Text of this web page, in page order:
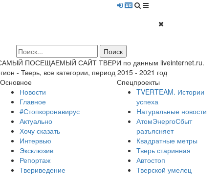
ПОСЕЩАЕМЫЙ САЙТ ТВЕРИ по данным liveinternet.ru.
- Тверь, все категории, период 2015 - 2021 год
Основное
Новости
Главное
#Стопкоронавирус
Актуально
Хочу сказать
Интервью
Эксклюзив
Репортаж
Твериведение
Спецпроекты
TVERTEAM. Истории
успеха
Натуральные новости
АтомЭнергоСбыт
разъясняет
Квадратные метры
Тверь старинная
Автостоп
Тверской умелец